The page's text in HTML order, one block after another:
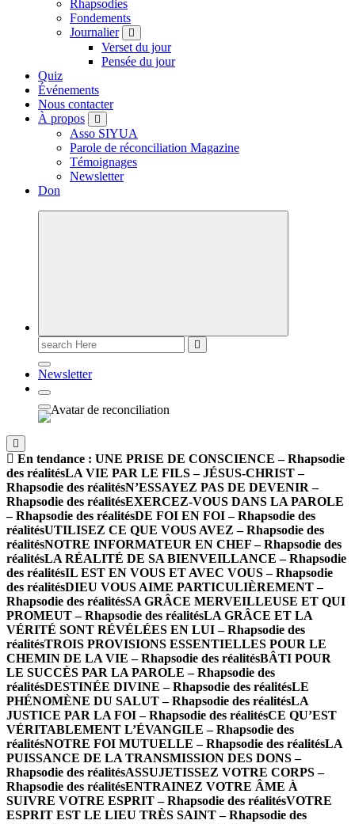
Rhapsodies
Fondements
Journalier
Verset du jour
Pensée du jour
Quiz
Événements
Nous contacter
À propos
Asso SIYUA
Parole de réconciliation Magazine
Témoignages
Newsletter
Don
Newsletter
En tendance : UNE PRISE DE CONSCIENCE – Rhapsodie
des réalitésLA VIE PAR LE FILS – JÉSUS-CHRIST –
Rhapsodie des réalitésN’ESSAYEZ PAS DE DEVENIR –
Rhapsodie des réalitésEXERCEZ-VOUS DANS LA PAROLE
– Rhapsodie des réalitésDE FOI EN FOI – Rhapsodie des
réalitésUTILISEZ CE QUE VOUS AVEZ – Rhapsodie des
réalitésNOTRE INFORMATEUR EN CHEF – Rhapsodie des
réalitésLA RÉALITÉ DE SA BIENVEILLANCE – Rhapsodie
des réalitésIL EST EN VOUS ET AVEC VOUS – Rhapsodie
des réalitésDIEU VOUS AIME PARTICULIÈREMENT –
Rhapsodie des réalitésSA GRÂCE MERVEILLEUSE ET QUI
PROMEUT – Rhapsodie des réalitésLA GRÂCE ET LA
VÉRITÉ SONT RÉVÉLÉES EN LUI – Rhapsodie des
réalitésTROIS PROVISIONS ESSENTIELLES POUR LE
CHEMIN DE LA VIE – Rhapsodie des réalitésBÂTI POUR
LE SUCCÈS PAR LA PAROLE – Rhapsodie des
réalitésDESTINÉE DIVINE – Rhapsodie des réalitésLE
PHÉNOMÈNE DU SALUT – Rhapsodie des réalitésLA
JUSTICE PAR LA FOI – Rhapsodie des réalitésCE QU’EST
VÉRITABLEMENT L’ÉVANGILE – Rhapsodie des
réalitésNOTRE FOI MUTUELLE – Rhapsodie des réalitésLA
PUISSANCE DE LA TRANSMISSION DES DONS –
Rhapsodie des réalitésASSUJETISSEZ VOTRE CORPS –
Rhapsodie des réalitésENTRAINEZ VOTRE ÂME À
SUIVRE VOTRE ESPRIT – Rhapsodie des réalitésVOTRE
ESPRIT EST LE LIEU TRÈS SAINT – Rhapsodie des